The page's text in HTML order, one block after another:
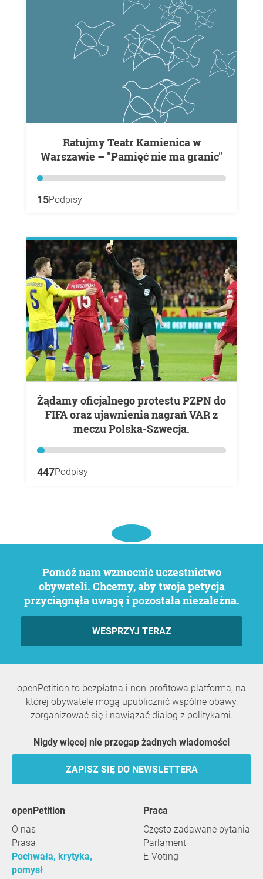
Ratujmy Teatr Kamienica w
Warszawie – "Pamięć nie ma granic"
15Podpisy
Żądamy oficjalnego protestu PZPN do
FIFA oraz ujawnienia nagrań VAR z
meczu Polska-Szwecja.
447Podpisy
Pomóż nam wzmocnić uczestnictwo
obywateli. Chcemy, aby twoja petycja
przyciągnęła uwagę i pozostała niezależna.
WESPRZYJ TERAZ
openPetition to bezpłatna i non-profitowa platforma, na
której obywatele mogą upublicznić wspólne obawy,
zorganizować się i nawiązać dialog z politykami.
Nigdy więcej nie przegap żadnych wiadomości
ZAPISZ SIĘ DO NEWSLETTERA
openPetition
O nas
Prasa
Pochwała, krytyka,
pomysł
praca
Często zadawane pytania
Parlament
E-Voting